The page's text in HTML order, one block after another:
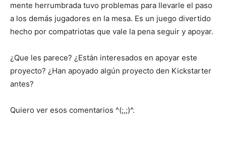
mente herrumbrada tuvo problemas para llevarle el paso
a los demás jugadores en la mesa. Es un juego divertido
hecho por compatriotas que vale la pena seguir y apoyar.
¿Que les parece? ¿Están interesados en apoyar este
proyecto? ¿Han apoyado algún proyecto den Kickstarter
antes?
Quiero ver esos comentarios ^(;,;)^.